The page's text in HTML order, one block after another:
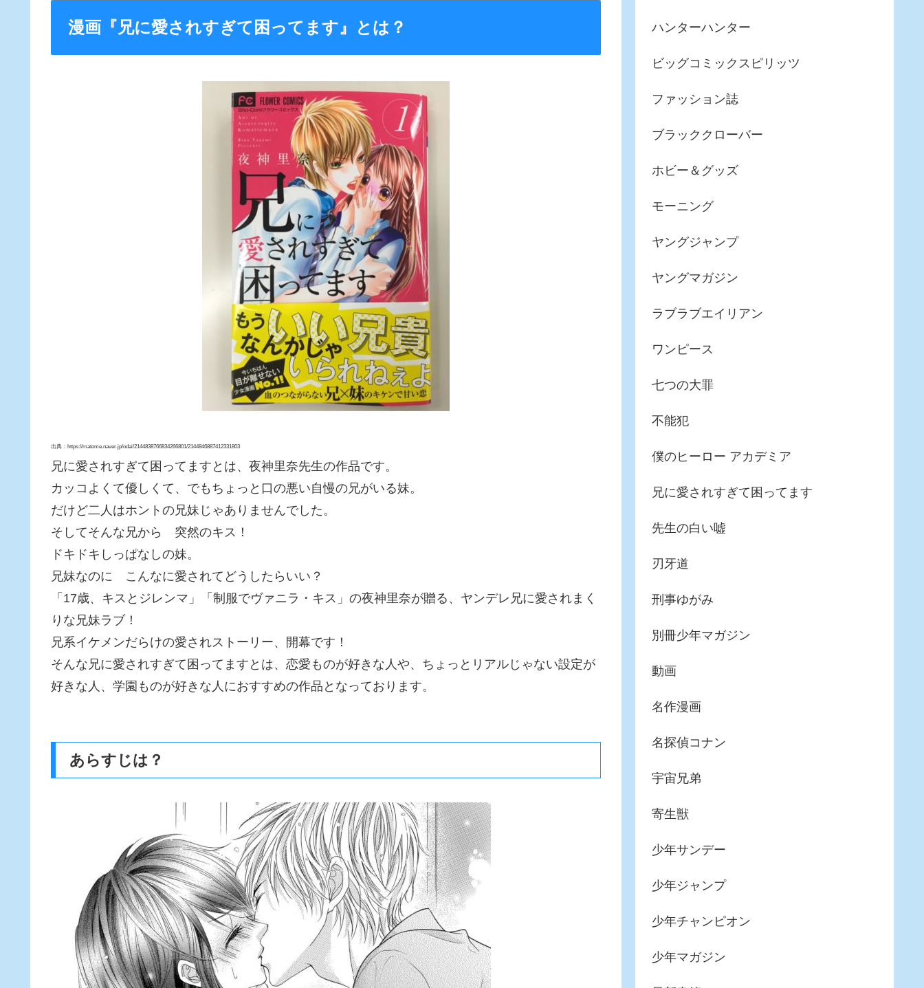
漫画『兄に愛されすぎて困ってます』とは？
出典：https://matome.naver.jp/odai/2144838766834266801/2144846887412331803
兄に愛されすぎて困ってますとは、夜神里奈先生の作品です。
カッコよくて優しくて、でもちょっと口の悪い自慢の兄がいる妹。
だけど二人はホントの兄妹じゃありませんでした。
そしてそんな兄から 突然のキス！
ドキドキしっぱなしの妹。
兄妹なのに こんなに愛されてどうしたらいい？
「17歳、キスとジレンマ」「制服でヴァニラ・キス」の夜神里奈が贈る、ヤンデレ兄に愛されまく
りな兄妹ラブ！
兄系イケメンだらけの愛されストーリー、開幕です！
そんな兄に愛されすぎて困ってますとは、恋愛ものが好きな人や、ちょっとリアルじゃない設定が
好きな人、学園ものが好きな人におすすめの作品となっております。
あらすじは？
ハンターハンター
ビッグコミックスピリッツ
ファッション誌
ブラッククローバー
ホビー＆グッズ
モーニング
ヤングジャンプ
ヤングマガジン
ラブラブエイリアン
ワンピース
七つの大罪
不能犯
僕のヒーロー アカデミア
兄に愛されすぎて困ってます
先生の白い嘘
刃牙道
刑事ゆがみ
別冊少年マガジン
動画
名作漫画
名探偵コナン
宇宙兄弟
寄生獣
少年サンデー
少年ジャンプ
少年チャンピオン
少年マガジン